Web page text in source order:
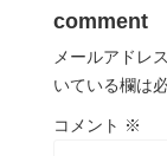
comment
メールアドレ
いている欄は
コメント ※